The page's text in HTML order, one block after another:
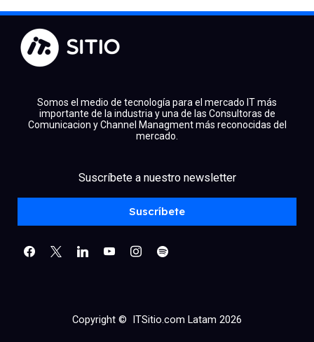
Somos el medio de tecnología para el mercado IT más
importante de la industria y una de las Consultoras de
Comunicacion y Channel Managment más reconocidas del
mercado.
Suscríbete a nuestro newsletter
Suscríbete
linkedinyoutubeinstagram
spotify
Copyright © ITSitio.com Latam 2026